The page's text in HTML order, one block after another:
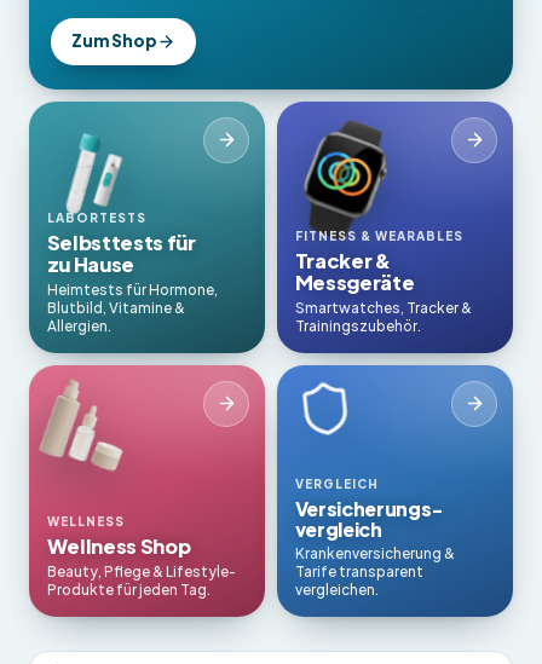
Zum Shop
LABORTESTS
Selbsttests für
zu Hause
Heimtests für Hormone,
Blutbild, Vitamine &
Allergien.
FITNESS & WEARABLES
Tracker &
Messgeräte
Smartwatches, Tracker &
Trainingszubehör.
WELLNESS
Wellness Shop
Beauty, Pflege & Lifestyle-
Produkte für jeden Tag.
VERGLEICH
Versicherungs­
vergleich
Krankenversicherung &
Tarife transparent
vergleichen.